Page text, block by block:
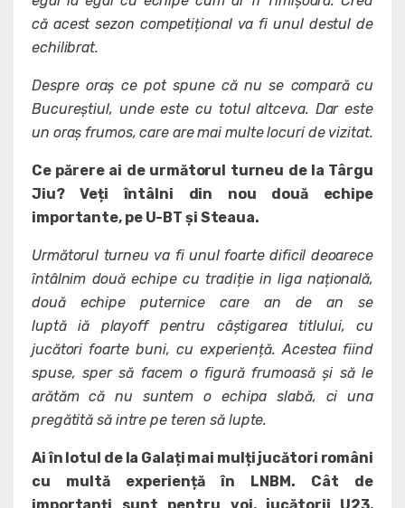
că acest sezon competițional va fi unul destul de
echilibrat.
Despre oraș ce pot spune că nu se compară cu
Bucureștiul, unde este cu totul altceva. Dar este
un oraș frumos, care are mai multe locuri de vizitat.
Ce părere ai de următorul turneu de la Târgu
Jiu? Veți întâlni din nou două echipe
importante, pe U-BT și Steaua.
Următorul turneu va fi unul foarte dificil deoarece
întâlnim două echipe cu tradiție in liga națională,
două echipe puternice care an de an se
luptă iă playoff pentru câștigarea titlului, cu
jucători foarte buni, cu experiență. Acestea fiind
spuse, sper să facem o figură frumoasă și să le
arătăm că nu suntem o echipa slabă, ci una
pregătită să intre pe teren să lupte.
Ai în lotul de la Galați mai mulți jucători români
cu multă experiență în LNBM. Cât de